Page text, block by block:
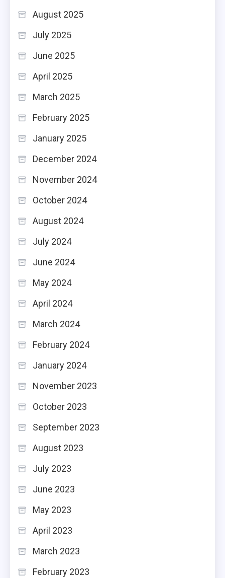
August 2025
July 2025
June 2025
April 2025
March 2025
February 2025
January 2025
December 2024
November 2024
October 2024
August 2024
July 2024
June 2024
May 2024
April 2024
March 2024
February 2024
January 2024
November 2023
October 2023
September 2023
August 2023
July 2023
June 2023
May 2023
April 2023
March 2023
February 2023